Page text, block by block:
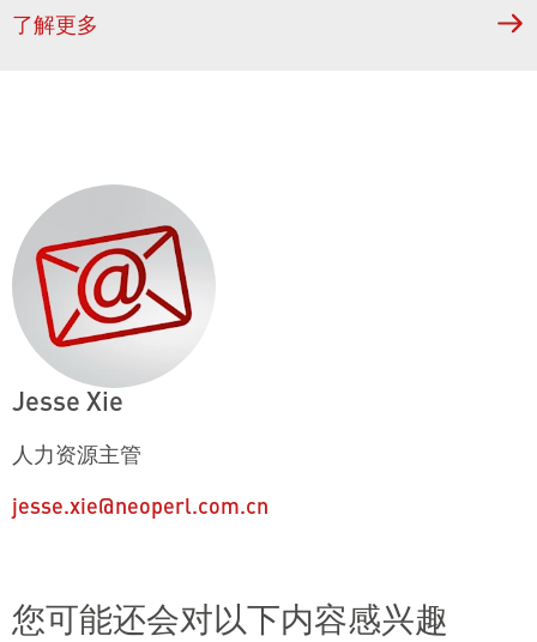
了解更多
Jesse Xie
人力资源主管
jesse.xie@neoperl.com.cn
您可能还会对以下内容感兴趣